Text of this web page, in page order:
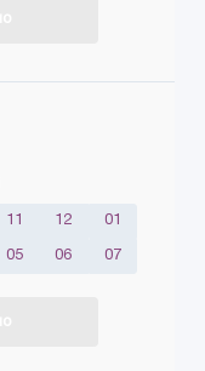
11 12 01
05 06 07